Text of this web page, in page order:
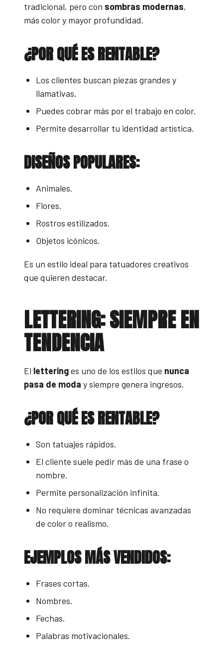
tradicional, pero con sombras modernas,
más color y mayor profundidad.
¿POR QUÉ ES RENTABLE?
Los clientes buscan piezas grandes y
llamativas.
Puedes cobrar más por el trabajo en color.
Permite desarrollar tu identidad artística.
DISEÑOS POPULARES:
Animales.
Flores.
Rostros estilizados.
Objetos icónicos.
Es un estilo ideal para tatuadores creativos
que quieren destacar.
LETTERING: SIEMPRE EN
TENDENCIA
El letteringes uno de los estilos que nunca
pasa de moda y siempre genera ingresos.
¿POR QUÉ ES RENTABLE?
Son tatuajes rápidos.
El cliente suele pedir más de una frase o
nombre.
Permite personalización infinita.
No requiere dominar técnicas avanzadas
de color o realismo.
EJEMPLOS MÁS VENDIDOS:
Frases cortas.
Nombres.
Fechas.
Palabras motivacionales.